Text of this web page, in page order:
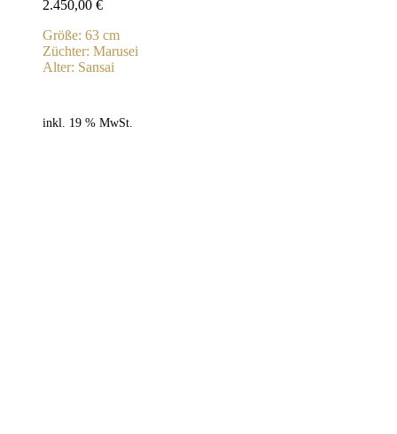
2.450,00 €
Größe: 63 cm
Züchter: Marusei
Alter: Sansai
inkl. 19 % MwSt.